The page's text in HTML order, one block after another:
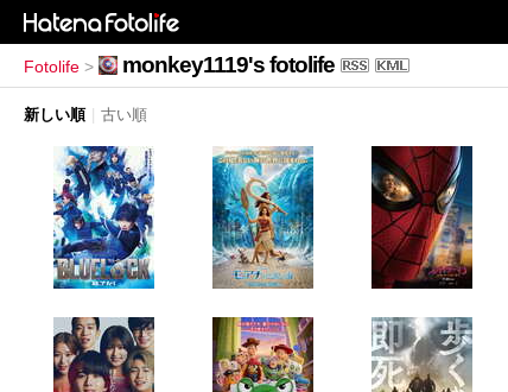
Fotolife > monkey1119's fotolife
新しい順 古い順